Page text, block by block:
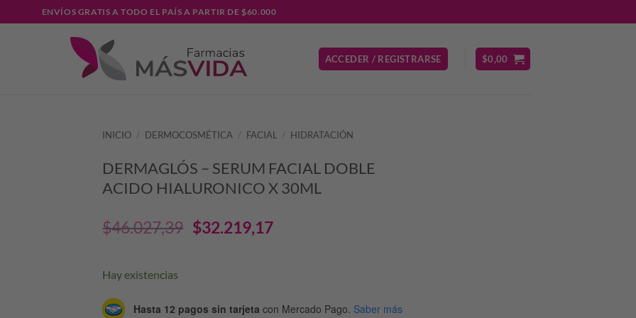
ENVÍOS GRATIS A TODO EL PAÍS A PARTIR DE $60.000
ACCEDER / REGISTRARSE $0,00
INICIO / DERMOCOSMÉTICA / FACIAL / HIDRATACIÓN
DERMAGLÓS – SERUM FACIAL DOBLE
ACIDO HIALURONICO X 30ML
$46.027,39 El
original
$32.219,17El
actual
Hay existencias
Hasta 12 pagos sin tarjeta con Mercado Pago. Saber más